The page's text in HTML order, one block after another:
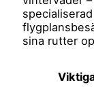
sina rutter